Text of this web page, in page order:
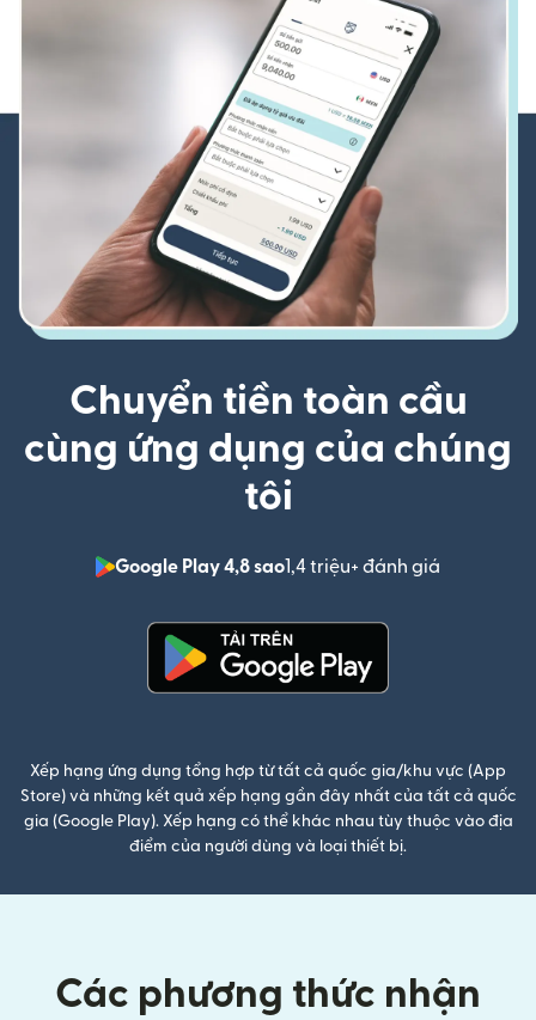
Chuyển tiền toàn cầu
cùng ứng dụng của chúng
tôi
Google Play 4,8 sao1,4 triệu+ đánh giá
Xếp hạng ứng dụng tổng hợp từ tất cả quốc gia/khu vực (App
Store) và những kết quả xếp hạng gần đây nhất của tất cả quốc
gia (Google Play). Xếp hạng có thể khác nhau tùy thuộc vào địa
điểm của người dùng và loại thiết bị.
Các phương thức nhận